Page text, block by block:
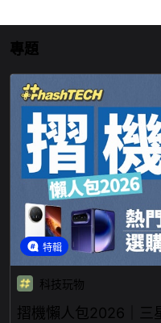
專題
特輯
科技玩物
摺機懶人包2026｜三